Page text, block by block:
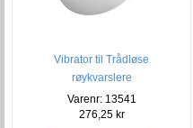
Vibrator til Trådløse
røykvarslere
Varenr: 13541
276,25 kr